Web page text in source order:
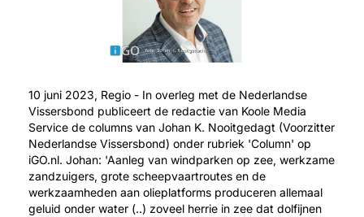
10 juni 2023, Regio - In overleg met de Nederlandse
Vissersbond publiceert de redactie van Koole Media
Service de columns van Johan K. Nooitgedagt (Voorzitter
Nederlandse Vissersbond) onder rubriek 'Column' op
iGO.nl. Johan: 'Aanleg van windparken op zee, werkzame
zandzuigers, grote scheepvaartroutes en de
werkzaamheden aan olieplatforms produceren allemaal
geluid onder water (..) zoveel herrie in zee dat dolfijnen